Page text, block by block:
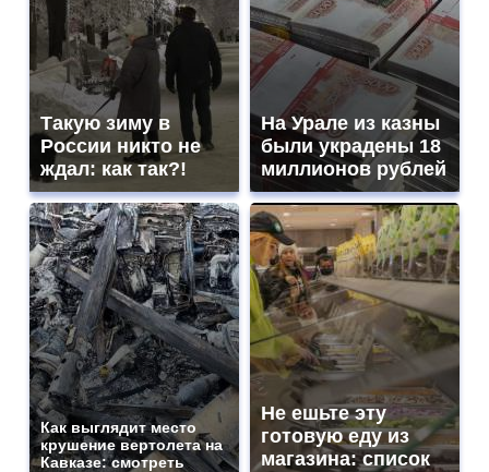
Такую зиму в
России никто не
ждал: как так?!
На Урале из казны
были украдены 18
миллионов рублей
Как выглядит место
крушение вертолета на
Кавказе: смотреть
Не ешьте эту
готовую еду из
магазина: список